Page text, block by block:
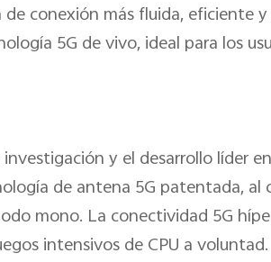
conexión más fluida, eficiente
5G de vivo, ideal para los
y el desarrollo líder
de antena 5G patentada, al
mono. La conectividad 5G
intensivos de CPU a voluntad.